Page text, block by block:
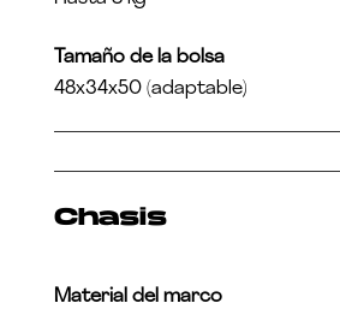
Tamaño de la bolsa
48x34x50 (adaptable)
Chasis
Material del marco